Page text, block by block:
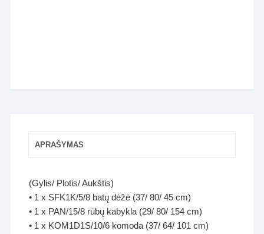
APRAŠYMAS
(Gylis/ Plotis/ Aukštis)
• 1 х SFK1K/5/8 batų dėžė (37/ 80/ 45 cm)
• 1 х PAN/15/8 rūbų kabykla (29/ 80/ 154 cm)
• 1 х KOM1D1S/10/6 komoda (37/ 64/ 101 cm)